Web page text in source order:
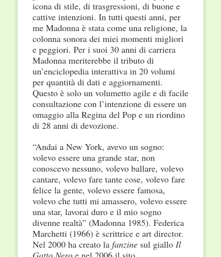
icona di stile, di trasgressioni, di buone e
cattive intenzioni. In tutti questi anni, per
me Madonna è stata come una religione, la
colonna sonora dei miei momenti migliori
e peggiori. Per i suoi 30 anni di carriera
Madonna meriterebbe il tributo di
un’enciclopedia interattiva in 20 volumi
per quantità di dati e aggiornamenti.
Questo è solo un volumetto agile e di facile
consultazione con l’intenzione di essere un
omaggio alla Regina del Pop e un riordino
di 28 anni di devozione.
“Andai a New York, avevo un sogno:
volevo essere una grande star, non
conoscevo nessuno, volevo ballare, volevo
cantare, volevo fare tante cose, volevo fare
felice la gente, volevo essere famosa,
volevo che tutti mi amassero, volevo essere
una star, lavorai duro e il mio sogno
divenne realtà” (Madonna 1985). Federica
Marchetti (1966) è scrittrice e art director.
Nel 2000 ha creato la fanzinesul giallo Il